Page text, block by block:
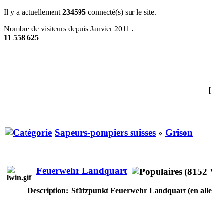
Il y a actuellement 234595 connecté(s) sur le site.
Nombre de visiteurs depuis Janvier 2011 :
11 558 625
[
Sapeurs-pompiers suisses » Grison
Feuerwehr Landquart
Description: Stützpunkt Feuerwehr Landquart (en